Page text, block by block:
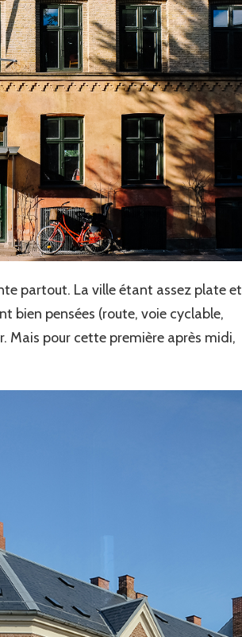
partout. La ville étant assez plate et
bien pensées (route, voie cyclable,
pour cette première après midi,